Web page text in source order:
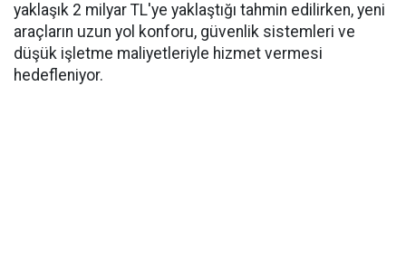
yaklaşık 2 milyar TL'ye yaklaştığı tahmin edilirken, yeni
araçların uzun yol konforu, güvenlik sistemleri ve
düşük işletme maliyetleriyle hizmet vermesi
hedefleniyor.